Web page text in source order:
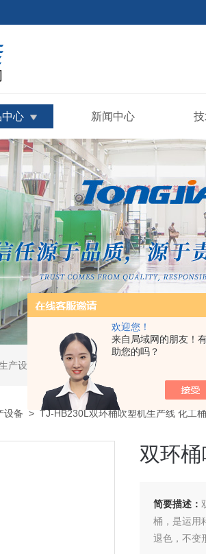
欢迎您！
来自局域网的朋友！
助您的吗？
中心 新闻中心
产设备
设备 > TJ-HB230L双环桶吹塑机生产线 化工
双环
简要描述：
桶，是运用
退色，不变